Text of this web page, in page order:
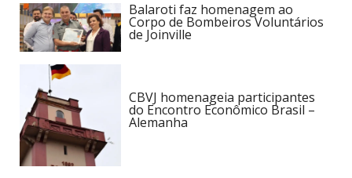
Balaroti faz homenagem ao
Corpo de Bombeiros Voluntários
de Joinville
CBVJ homenageia participantes
do Encontro Econômico Brasil –
Alemanha